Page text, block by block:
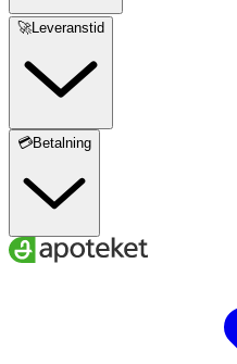
🚀Leveranstid
💳Betalning